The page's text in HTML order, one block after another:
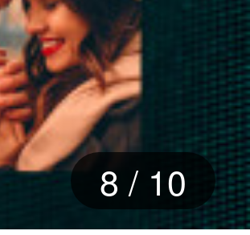
8 / 10